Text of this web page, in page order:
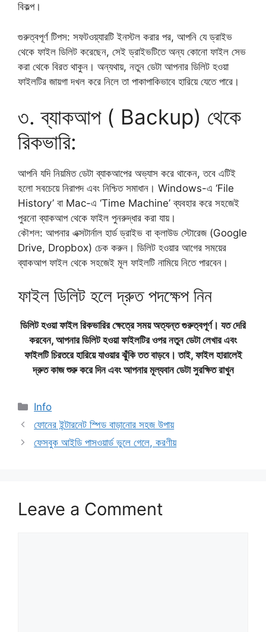
বিকল্প।
​গুরুত্বপূর্ণ টিপস: সফটওয়্যারটি ইনস্টল করার পর, আপনি যে ড্রাইভ
থেকে ফাইল ডিলিট করেছেন, সেই ড্রাইভটিতে অন্য কোনো ফাইল সেভ
করা থেকে বিরত থাকুন। অন্যথায়, নতুন ডেটা আপনার ডিলিট হওয়া
ফাইলটির জায়গা দখল করে নিলে তা পাকাপাকিভাবে হারিয়ে যেতে পারে।
৩. ব্যাকআপ ( Backup) থেকে
রিকভারি:
আপনি যদি নিয়মিত ডেটা ব্যাকআপের অভ্যাস করে থাকেন, তবে এটিই
হলো সবচেয়ে নিরাপদ এবং নিশ্চিত সমাধান। Windows-এ ‘File
History’ বা Mac-এ ‘Time Machine’ ব্যবহার করে সহজেই
পুরনো ব্যাকআপ থেকে ফাইল পুনরুদ্ধার করা যায়।
​কৌশল: আপনার এক্সটার্নাল হার্ড ড্রাইভ বা ক্লাউড স্টোরেজ (Google
Drive, Dropbox) চেক করুন। ডিলিট হওয়ার আগের সময়ের
ব্যাকআপ ফাইল থেকে সহজেই মূল ফাইলটি নামিয়ে নিতে পারবেন।
ফাইল ডিলিট হলে দ্রুত পদক্ষেপ নিন
ডিলিট হওয়া ফাইল রিকভারির ক্ষেত্রে সময় অত্যন্ত গুরুত্বপূর্ণ। যত দেরি
করবেন, আপনার ডিলিট হওয়া ফাইলটির ওপর নতুন ডেটা লেখার এবং
ফাইলটি চিরতরে হারিয়ে যাওয়ার ঝুঁকি তত বাড়বে। তাই, ফাইল হারালেই
দ্রুত কাজ শুরু করে দিন এবং আপনার মূল্যবান ডেটা সুরক্ষিত রাখুন
Categories
Info
ফোনের ইন্টারনেট স্পিড বাড়ানোর সহজ উপায়
ফেসবুক আইডি পাসওয়ার্ড ভুলে গেলে, করণীয়
Leave a Comment